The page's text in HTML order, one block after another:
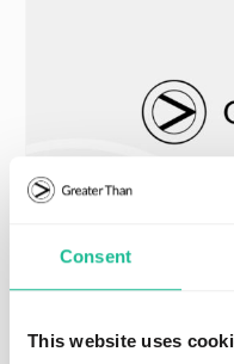
Consent
This website uses
slutlig förlikning